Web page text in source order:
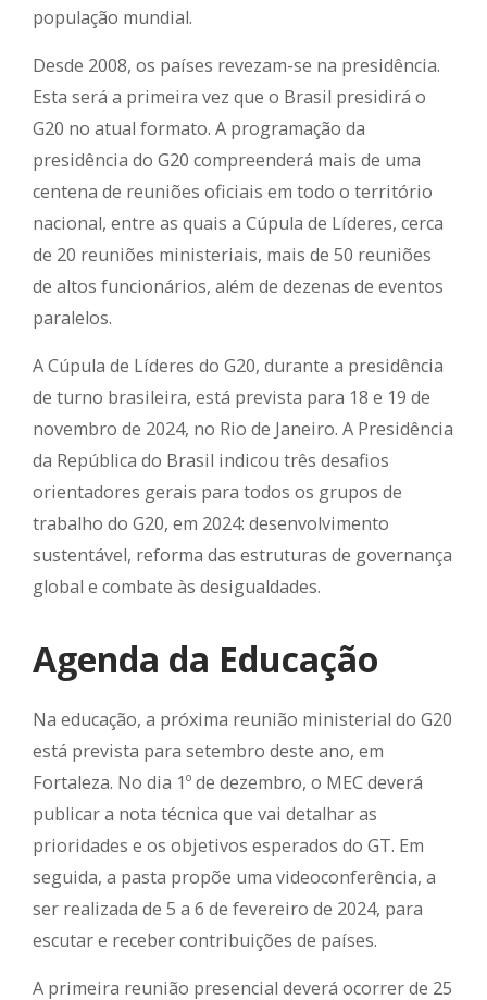
população mundial.
Desde 2008, os países revezam-se na presidência.
Esta será a primeira vez que o Brasil presidirá o
G20 no atual formato. A programação da
presidência do G20 compreenderá mais de uma
centena de reuniões oficiais em todo o território
nacional, entre as quais a Cúpula de Líderes, cerca
de 20 reuniões ministeriais, mais de 50 reuniões
de altos funcionários, além de dezenas de eventos
paralelos.
A Cúpula de Líderes do G20, durante a presidência
de turno brasileira, está prevista para 18 e 19 de
novembro de 2024, no Rio de Janeiro. A Presidência
da República do Brasil indicou três desafios
orientadores gerais para todos os grupos de
trabalho do G20, em 2024: desenvolvimento
sustentável, reforma das estruturas de governança
global e combate às desigualdades.
Agenda da Educação
Na educação, a próxima reunião ministerial do G20
está prevista para setembro deste ano, em
Fortaleza. No dia 1º de dezembro, o MEC deverá
publicar a nota técnica que vai detalhar as
prioridades e os objetivos esperados do GT. Em
seguida, a pasta propõe uma videoconferência, a
ser realizada de 5 a 6 de fevereiro de 2024, para
escutar e receber contribuições de países.
A primeira reunião presencial deverá ocorrer de 25